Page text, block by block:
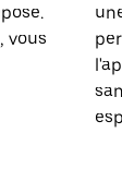
vous